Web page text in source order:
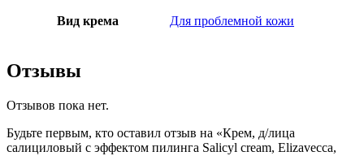
Вид крема Для проблемной кожи
Отзывы
Отзывов пока нет.
Будьте первым, кто оставил отзыв на «Крем, д/лица
салициловый с эффектом пилинга Salicyl cream, Elizavecca,